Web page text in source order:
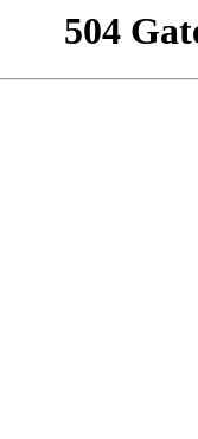
504